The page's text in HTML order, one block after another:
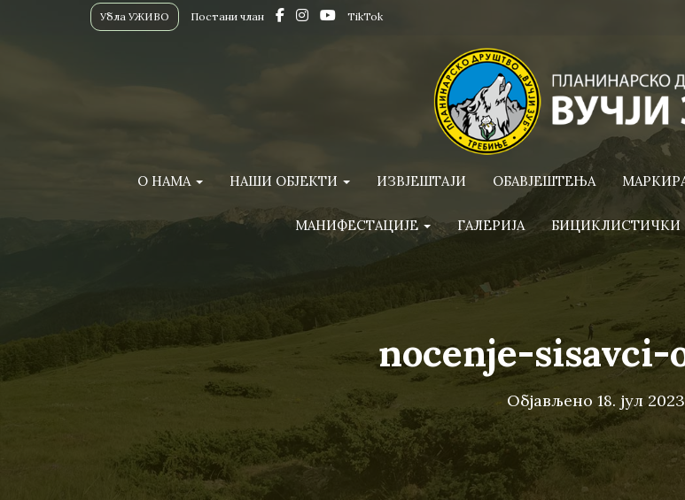
Убла УЖИВО Постани члан TikTok
О НАМА НАШИ ОБЈЕКТИ ИЗВЈЕШТАЈИ ОБАВЈЕШТЕЊА
МАНИФЕСТАЦИЈЕ ГАЛЕРИЈА БИЦИКЛИСТИЧКИ
nocenje-sisavci-
Објављено 18. јул 2023